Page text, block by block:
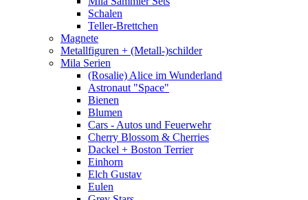
Schalen
Teller-Brettchen
Magnete
Metallfiguren + (Metall-)schilder
Mila Serien
(Rosalie) Alice im Wunderland
Astronaut "Space"
Bienen
Blumen
Cars - Autos und Feuerwehr
Cherry Blossom & Cherries
Dackel + Boston Terrier
Einhorn
Elch Gustav
Eulen